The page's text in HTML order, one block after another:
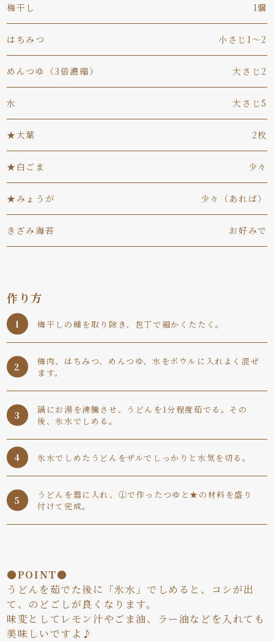
梅干し 1個
はちみつ 小さじ1～2
めんつゆ（3倍濃縮） 大さじ2
水 大さじ5
★大葉 2枚
★白ごま 少々
★みょうが 少々（あれば）
きざみ海苔 お好みで
作り方
梅干しの種を取り除き、包丁で細かくたたく。
梅肉、はちみつ、めんつゆ、水をボウルに入れよく混ぜ
ます。
鍋にお湯を沸騰させ、うどんを1分程度茹でる。その
後、氷水でしめる。
氷水でしめたうどんをザルでしっかりと水気を切る。
うどんを器に入れ、①で作ったつゆと★の材料を盛り
付けて完成。
●POINT●
うどんを茹でた後に「氷水」でしめると、コシが出
て、のどごしが良くなります。
味変としてレモン汁やごま油、ラー油などを入れても
美味しいですよ♪